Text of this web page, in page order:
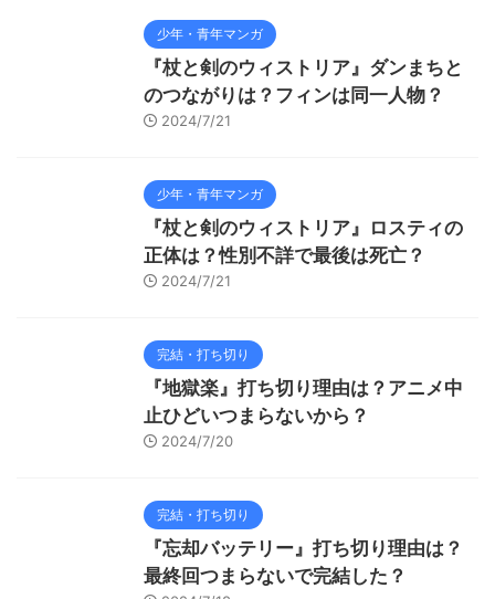
少年・青年マンガ
『杖と剣のウィストリア』ダンまちと
のつながりは？フィンは同一人物？
2024/7/21
少年・青年マンガ
『杖と剣のウィストリア』ロスティの
正体は？性別不詳で最後は死亡？
2024/7/21
完結・打ち切り
『地獄楽』打ち切り理由は？アニメ中
止ひどいつまらないから？
2024/7/20
完結・打ち切り
『忘却バッテリー』打ち切り理由は？
最終回つまらないで完結した？